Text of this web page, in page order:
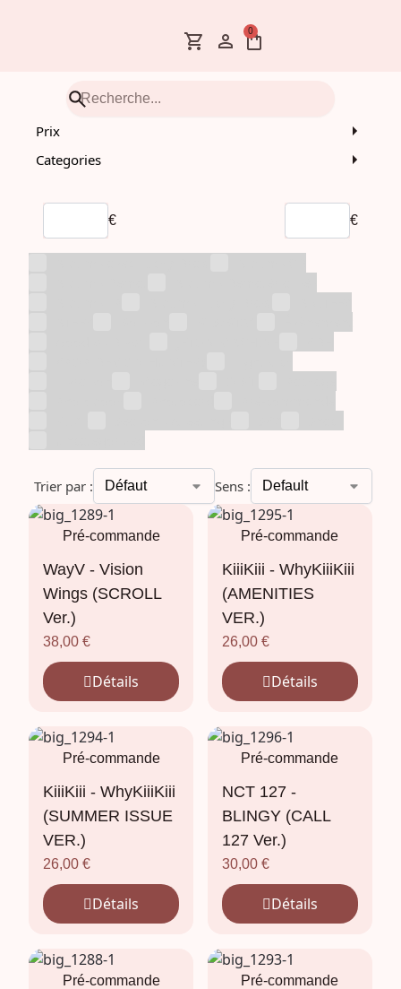
0
Prix
Categories
€ €
Trier par : Sens :
Pré-commande
WayV - Vision
Wings (SCROLL
Ver.)
38,00€
Détails
Pré-commande
KiiiKiii - WhyKiiiKiii
(AMENITIES
VER.)
26,00 €
Détails
Pré-commande
KiiiKiii - WhyKiiiKiii
(SUMMER ISSUE
VER.)
26,00€
Détails
Pré-commande
NCT 127 -
BLINGY (CALL
127 Ver.)
30,00 €
Détails
Pré-commande Pré-commande